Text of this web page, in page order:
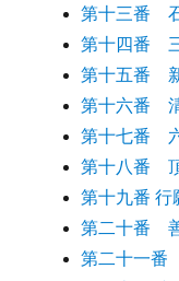
第十三番
第十四番
第十五番
第十六番
第十七番
第十八番
第十九番 行
第二十番
第二十一